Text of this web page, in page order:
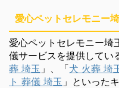
愛心ペットセレモニー
愛心ペットセレモニー埼
儀サービスを提供してい
葬 埼玉 」、「犬 火葬 埼
ト 葬儀 埼玉 」といった